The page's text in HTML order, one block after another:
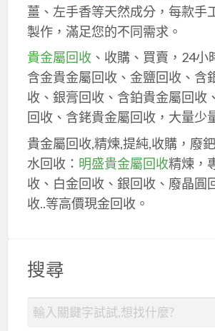
薑、左手香等天然成分，每款手
製作，滿足您的不同需求。
貴金屬回收、收購、買賣，24小
含金貴金屬回收、金鹽回收、含
收、銀膏回收、含鉑貴金屬回收
回收、含銠貴金屬回收，大量少
貴金屬回收,精煉,提純,收購，廢
水回收： 明盛貴金屬回收精煉，
收、白金回收、銀回收、廢晶圓
收..等高價現金回收。
搜尋